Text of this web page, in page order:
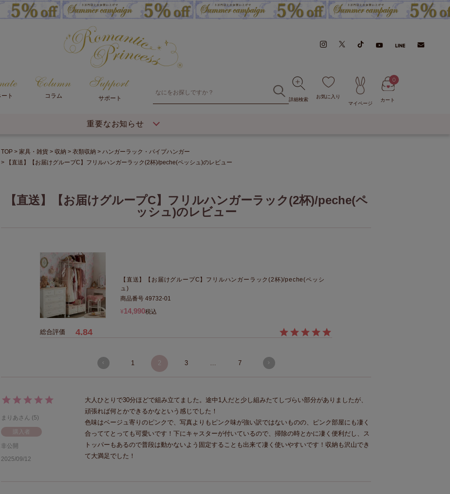
ト コラム サポート 詳細検索
お気に入り
マイページ
カート
0
重要なお知らせ
TOP 家具・雑貨 収納 衣類収納
ハンガーラック・パイプハンガー
【直送】【お届けグループC】フリルハンガーラック(2杯)/peche(ペッシュ)のレビュー
【直送】【お届けグループC】フリルハンガーラック(2杯)/peche(ペ
ッシュ)のレビュー
【直送】【お届けグループC】フリルハンガーラック(2杯)/peche(ペッシ
ュ)
商品番号 49732-01
¥14,990税込
4.84
1 2 3 … 7
まりあ 5
購入者
非公開
2025/09/12
大人ひとりで30分ほどで組み立てました。途中1人だと少し組みたてしづらい部分がありましたが、
頑張れば何とかできるかなという感じでした！
色味はベージュ寄りのピンクで、写真よりもピンク味が強い訳ではないものの、ピンク部屋にも凄く
合っててとっても可愛いです！下にキャスターが付いているので、掃除の時とかに凄く便利だし、ス
トッパーもあるので普段は動かないよう固定することも出来て凄く使いやすいです！収納も沢山でき
て大満足でした！